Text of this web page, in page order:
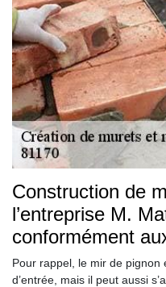
Construction de
l’entreprise M.
conformément
Pour rappel, le mir de pignon
d’entrée, mais il peut aussi